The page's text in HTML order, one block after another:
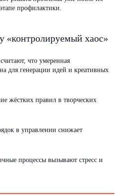
профилактики.
«контролируемый хаос»
что умеренная
для генерации идей и креативных
жёстких правил в творческих
в управлении снижает
процессы вызывают стресс и